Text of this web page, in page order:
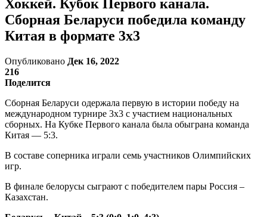
Хоккей. Кубок Первого канала.
Сборная Беларуси победила команду
Китая в формате 3х3
Опубликовано Дек 16, 2022
216
Поделится
Сборная Беларуси одержала первую в истории победу на
международном турнире 3х3 с участием национальных
сборных. На Кубке Первого канала была обыграна команда
Китая — 5:3.
В составе соперника играли семь участников Олимпийских
игр.
В финале белорусы сыграют с победителем пары Россия –
Казахстан.